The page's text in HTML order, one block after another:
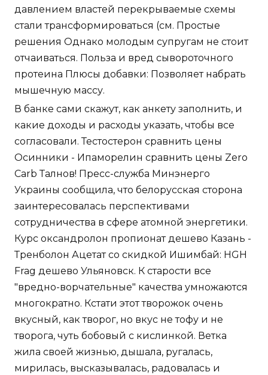
давлением властей перекрываемые схемы
стали трансформироваться (см. Простые
решения Однако молодым супругам не стоит
отчаиваться. Польза и вред сывороточного
протеина Плюсы добавки: Позволяет набрать
мышечную массу.
В банке сами скажут, как анкету заполнить, и
какие доходы и расходы указать, чтобы все
согласовали. Тестостерон сравнить цены
Осинники - Ипаморелин сравнить цены Zero
Carb Талнов! Пресс-служба Минэнерго
Украины сообщила, что белорусская сторона
заинтересовалась перспективами
сотрудничества в сфере атомной энергетики.
Курс оксандролон пропионат дешево Казань -
Тренболон Ацетат со скидкой Ишимбай: HGH
Frag дешево Ульяновск. К старости все
"вредно-ворчательные" качества умножаются
многократно. Кстати этот творожок очень
вкусный, как творог, но вкус не тофу и не
творога, чуть бобовый с кислинкой. Ветка
жила своей жизнью, дышала, ругалась,
мирилась, высказывалась, радовалась и